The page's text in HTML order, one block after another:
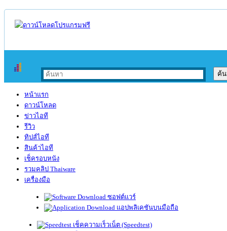
หน้าแรก
ดาวน์โหลด
ข่าวไอที
รีวิว
ทิปส์ไอที
สินค้าไอที
เช็ครอบหนัง
รวมคลิป Thaiware
เครื่องมือ
ซอฟต์แวร์
แอปพลิเคชันบนมือถือ
เช็คความเร็วเน็ต (Speedtest)